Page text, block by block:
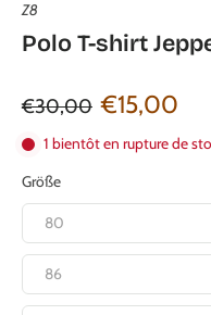
Z8
Polo T-shirt
€30,00 €15,00
1 bientôt en rupture de
Größe
80
86